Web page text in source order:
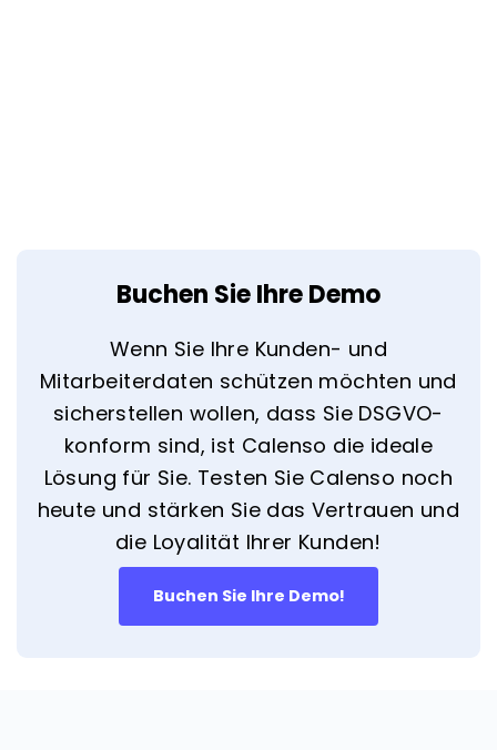
Buchen Sie Ihre Demo
Wenn Sie Ihre Kunden- und
Mitarbeiterdaten schützen möchten und
sicherstellen wollen, dass Sie DSGVO-
konform sind, ist Calenso die ideale
Lösung für Sie. Testen Sie Calenso noch
heute und stärken Sie das Vertrauen und
die Loyalität Ihrer Kunden!
Buchen Sie Ihre Demo!